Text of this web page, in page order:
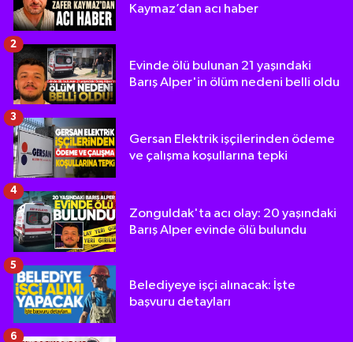
Kaymaz’dan acı haber
Evinde ölü bulunan 21 yaşındaki
Barış Alper'in ölüm nedeni belli oldu
2
Gersan Elektrik işçilerinden ödeme
ve çalışma koşullarına tepki
3
Zonguldak'ta acı olay: 20 yaşındaki
Barış Alper evinde ölü bulundu
4
Belediyeye işçi alınacak: İşte
başvuru detayları
5
6